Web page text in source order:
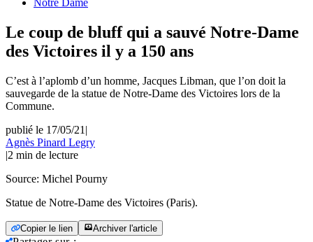
Notre Dame
Le coup de bluff qui a sauvé Notre-Dame
des Victoires il y a 150 ans
C’est à l’aplomb d’un homme, Jacques Libman, que l’on doit la
sauvegarde de la statue de Notre-Dame des Victoires lors de la
Commune.
publié le 17/05/21 |
Agnès Pinard Legry
|2 min de lecture
Source: Michel Pourny
Statue de Notre-Dame des Victoires (Paris).
Copier le lien Archiver l'article